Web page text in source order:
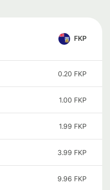
FKP
0.20 FKP
1.00 FKP
1.99 FKP
3.99 FKP
9.96 FKP